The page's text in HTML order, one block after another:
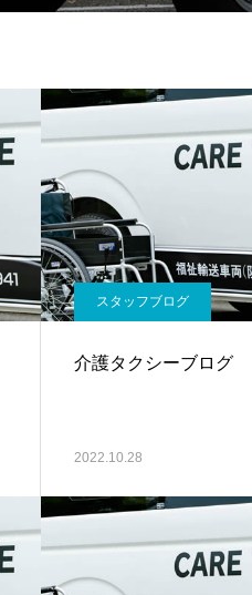
スタッフブログ
介護タクシーブログ
2022.10.28